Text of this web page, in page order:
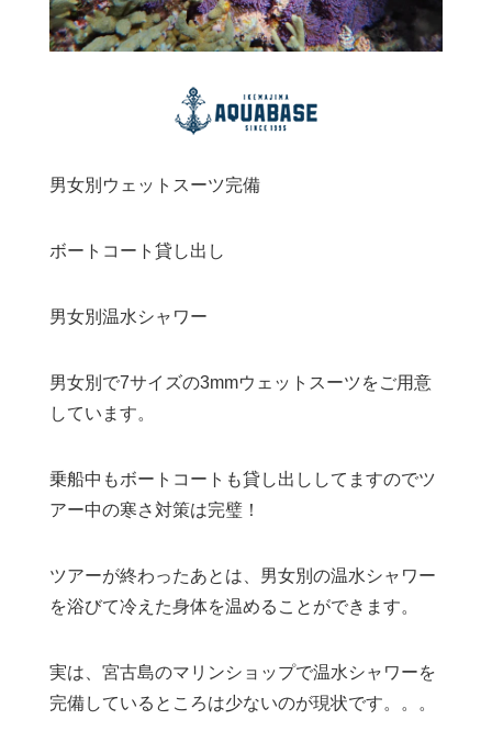
男女別ウェットスーツ完備
ボートコート貸し出し
男女別温水シャワー
男女別で7サイズの3mmウェットスーツをご用意
しています。
乗船中もボートコートも貸し出ししてますのでツ
アー中の寒さ対策は完璧！
ツアーが終わったあとは、男女別の温水シャワー
を浴びて冷えた身体を温めることができます。
実は、宮古島のマリンショップで温水シャワーを
完備しているところは少ないのが現状です。。。